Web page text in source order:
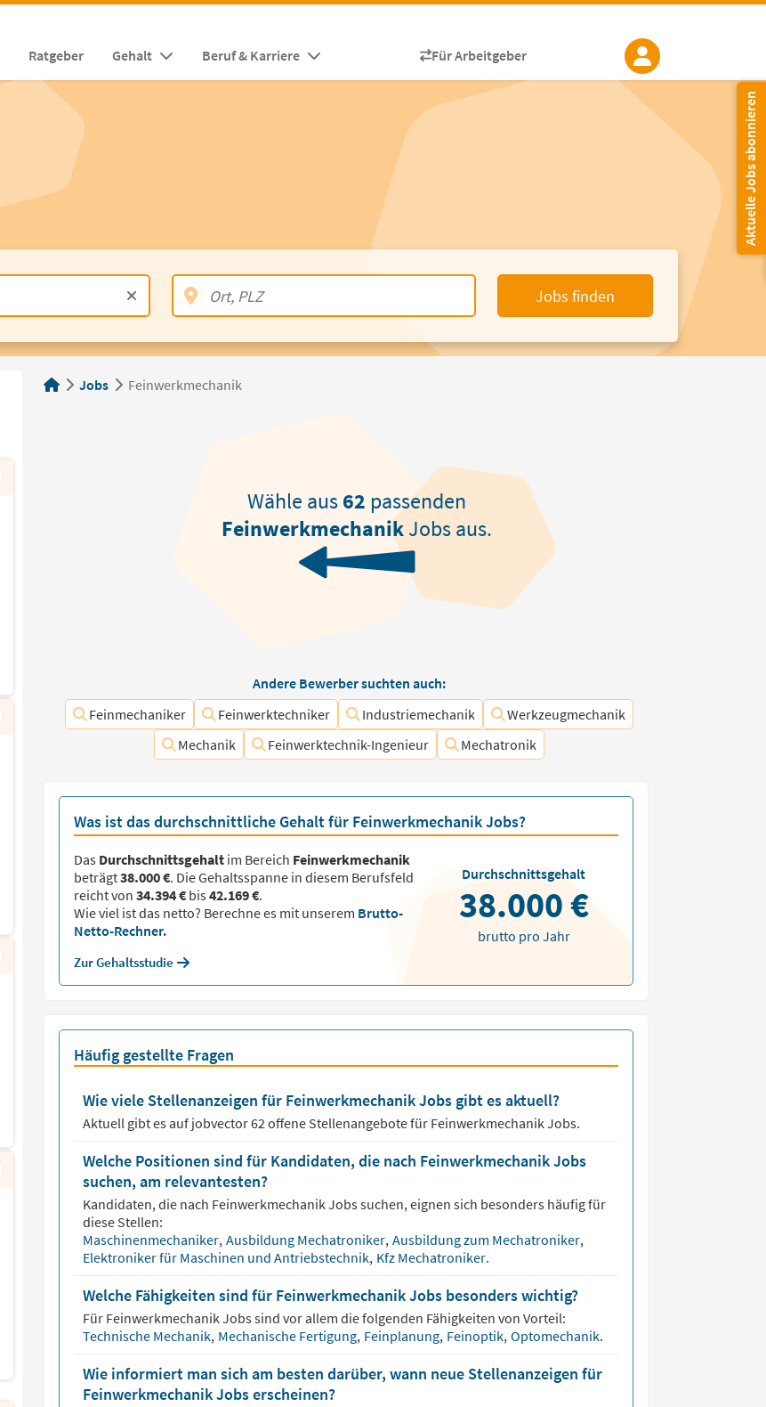
Ratgeber Gehalt Beruf & Karriere Für Arbeitgeber
Aktuelle Jobs abonnieren
Jobs finden
Jobs Feinwerkmechanik
Wähle aus62 passenden
FeinwerkmechanikJobs aus.
Andere Bewerber suchten auch:
Feinmechaniker
Feinwerktechniker Industriemechanik
Werkzeugmechanik
Mechanik
Feinwerktechnik-Ingenieur Mechatronik
Was ist das durchschnittliche Gehalt für Feinwerkmechanik Jobs?
Das Durchschnittsgehaltim Bereich Feinwerkmechanik
beträgt38.000 €. Die Gehaltsspanne in diesem Berufsfeld
reicht von 34.394 €bis42.169 €.
Wie viel ist das netto? Berechne es mit unserem Brutto-
Netto-Rechner.
Zur Gehaltsstudie
Durchschnittsgehalt
38.000 €
brutto pro Jahr
Häufig gestellte Fragen
Wie viele Stellenanzeigen für Feinwerkmechanik Jobs gibt es aktuell?
Aktuell gibt es auf jobvector62offene Stellenangebote für Feinwerkmechanik Jobs.
Welche Positionen sind für Kandidaten, die nach Feinwerkmechanik Jobs
suchen, am relevantesten?
Kandidaten, die nach FeinwerkmechanikJobs suchen, eignen sich besonders häufig für
diese Stellen:
Maschinenmechaniker, Ausbildung Mechatroniker, Ausbildung zum Mechatroniker,
Elektroniker für Maschinen und Antriebstechnik, Kfz Mechatroniker.
Welche Fähigkeiten sind für Feinwerkmechanik Jobs besonders wichtig?
Für FeinwerkmechanikJobs sind vor allem die folgenden Fähigkeiten von Vorteil:
Technische Mechanik, Mechanische Fertigung, Feinplanung, Feinoptik, Optomechanik.
Wie informiert man sich am besten darüber, wann neue Stellenanzeigen für
Feinwerkmechanik Jobs erscheinen?